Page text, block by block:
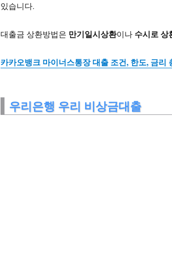
있습니다.
대출금 상환방법은 만기일시상환이나수시로 상
카카오뱅크 마이너스통장 대출 조건, 한도, 금리
우리은행 우리 비상금대출